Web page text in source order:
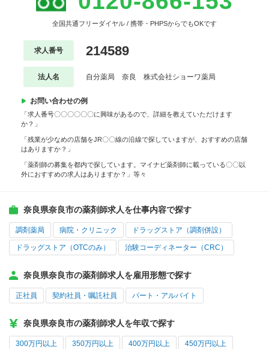
全国共通フリーダイヤル / 携帯・PHPSからでもOKです
求人番号 214589
法人名 自分薬局 奈良 株式会社ショーワ薬局
お問い合わせの例
「求人番号〇〇〇〇〇〇に興味があるので、詳細を教えていただけます
か？」
「残業が少なめの店舗をJR〇〇線の沿線で探していますが、おすすめの店舗
はありますか？」
「薬剤師の募集を都内で探しています。マイナビ薬剤師に載っている〇〇以
外におすすめの求人はありますか？」等々
奈良県奈良市の薬剤師求人を仕事内容で探す
調剤薬局 病院・クリニック ドラッグストア（調剤併設）
ドラッグストア（OTCのみ） 治験コーディネーター（CRC）
奈良県奈良市の薬剤師求人を雇用形態で探す
正社員 契約社員・嘱託社員 パート・アルバイト
奈良県奈良市の薬剤師求人を年収で探す
300万円以上 350万円以上 400万円以上 450万円以上